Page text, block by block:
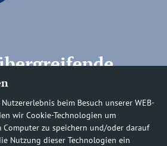
beim Besuch unserer WEB-
wir Cookie-Technologien um
zu speichern und/oder darauf
Nutzung dieser Technologien ein